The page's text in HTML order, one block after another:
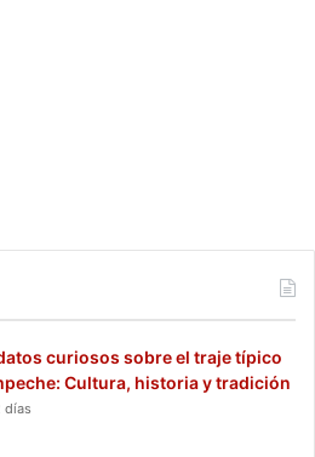
curiosos sobre el traje típico
Cultura, historia y tradición
días